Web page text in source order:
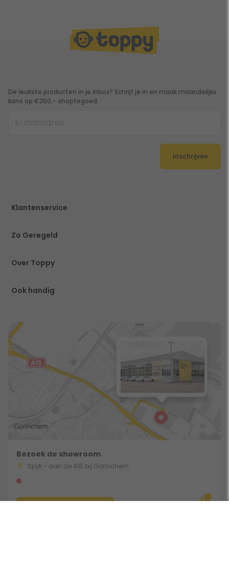
De leukste producten in je inbox? Schrijf je in en maak maandelijks
kans op €250,- shoptegoed.
Inschrijven
Klantenservice
Zo Geregeld
Over Toppy
Ook handig
Bezoek de showroom
Spijk - aan de A15 bij Gorinchem